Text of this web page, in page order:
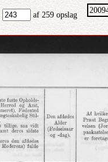
af 259 opslag